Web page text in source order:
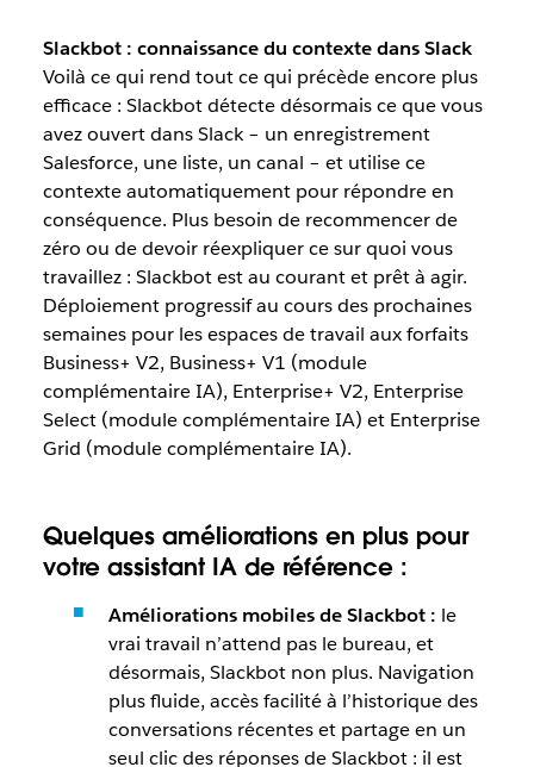
Slackbot : connaissance du contexte dans Slack
Voilà ce qui rend tout ce qui précède encore plus
efficace : Slackbot détecte désormais ce que vous
avez ouvert dans Slack – un enregistrement
Salesforce, une liste, un canal – et utilise ce
contexte automatiquement pour répondre en
conséquence. Plus besoin de recommencer de
zéro ou de devoir réexpliquer ce sur quoi vous
travaillez : Slackbot est au courant et prêt à agir.
Déploiement progressif au cours des prochaines
semaines pour les espaces de travail aux forfaits
Business+ V2, Business+ V1 (module
complémentaire IA), Enterprise+ V2, Enterprise
Select (module complémentaire IA) et Enterprise
Grid (module complémentaire IA).
Quelques améliorations en plus pour
votre assistant IA de référence :
Améliorations mobiles de Slackbot : le
vrai travail n’attend pas le bureau, et
désormais, Slackbot non plus. Navigation
plus fluide, accès facilité à l’historique des
conversations récentes et partage en un
seul clic des réponses de Slackbot : il est